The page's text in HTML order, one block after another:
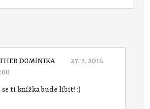
DOMINIKA
27. 7. 2016
se ti knížka bude líbit! :)